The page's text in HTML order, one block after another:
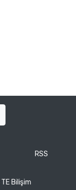
RSS
TE Bilişim